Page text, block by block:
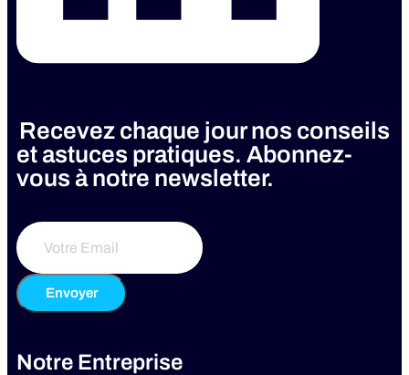
Recevez chaque jour nos conseils
et astuces pratiques. Abonnez-
vous à notre newsletter.
Envoyer
Notre Entreprise